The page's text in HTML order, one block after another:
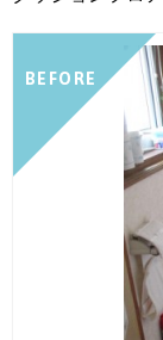
BEFORE